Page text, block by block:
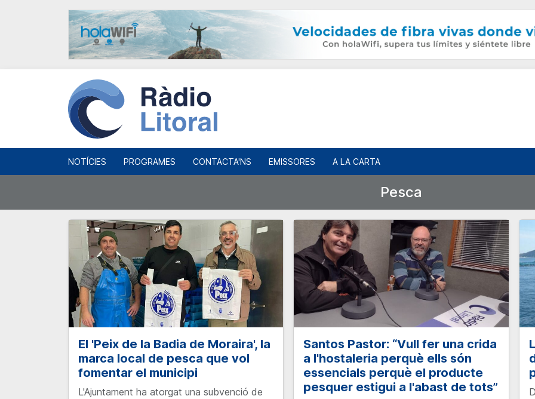
NOTÍCIES PROGRAMES CONTACTA'NS EMISSORES A LA CARTA
Pesca
El 'Peix de la Badia de Moraira', la
marca local de pesca que vol
fomentar el municipi
L'Ajuntament ha atorgat una subvenció de
Santos Pastor: “Vull fer una crida
a l'hostaleria perquè ells són
essencials perquè el producte
pesquer estigui a l'abast de tots”